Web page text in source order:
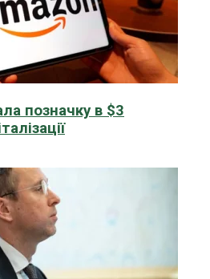
позначку в $3